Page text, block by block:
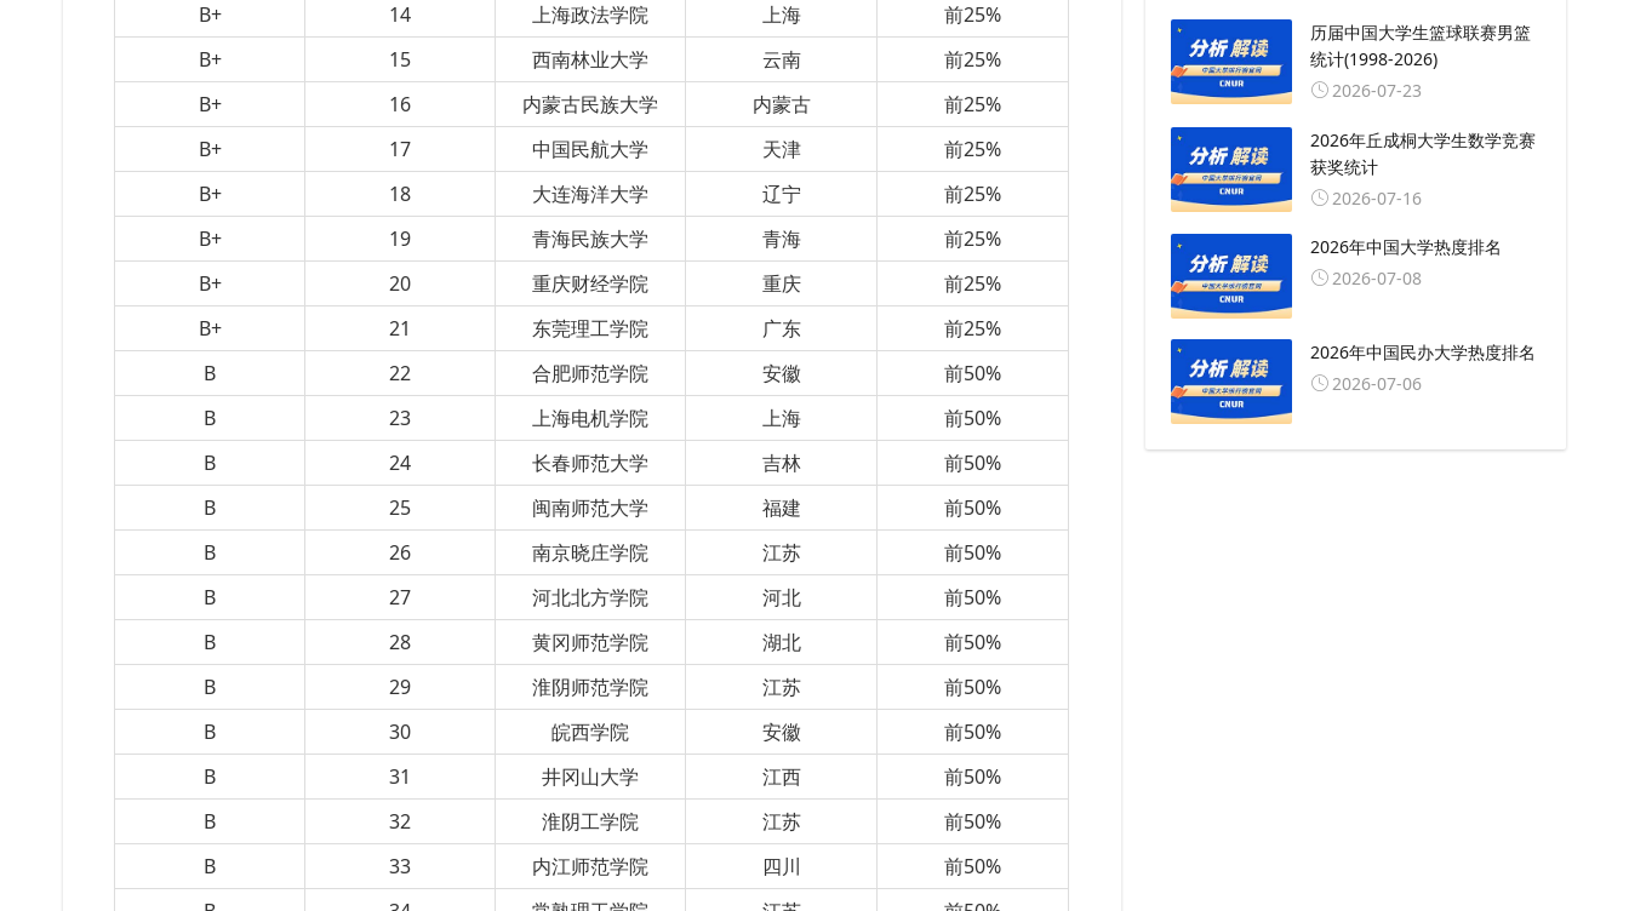
B+
14 上海政法学院 上海
前25%
B+
15 西南林业大学 云南
前25%
B+
16 内蒙古民族大学 内蒙古
前25%
B+
17 中国民航大学 天津
前25%
B+
18 大连海洋大学 辽宁
前25%
B+
19 青海民族大学 青海
前25%
B+
20 重庆财经学院 重庆
前25%
B+
21 东莞理工学院 广东
前25%
B
22 合肥师范学院 安徽
前50%
B
23 上海电机学院 上海
前50%
B
24 长春师范大学 吉林
前50%
B
25 闽南师范大学 福建
前50%
B
26 南京晓庄学院 江苏
前50%
B
27 河北北方学院 河北
前50%
B
28 黄冈师范学院 湖北
前50%
B
29 淮阴师范学院 江苏
前50%
B
30 皖西学院 安徽
前50%
B
31 井冈山大学 江西
前50%
B
32 淮阴工学院 江苏
前50%
B
33 内江师范学院 四川
前50%
历届中国大学生篮球联赛男篮
统计(1998-2026)
2026-07-23
2026年丘成桐大学生数学竞赛
获奖统计
2026-07-16
2026年中国大学热度排名
2026-07-08
2026年中国民办大学热度排名
2026-07-06